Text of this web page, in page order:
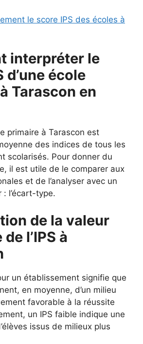
le score IPS des écoles à
interpréter le
d’une école
Tarascon en
primaire à Tarascon est
des indices de tous les
scolarisés. Pour donner du
il est utile de le comparer aux
et de l’analyser avec un
l’écart-type.
de la valeur
l’IPS à
un établissement signifie que
en moyenne, d’un milieu
favorable à la réussite
un IPS faible indique une
issus de milieux plus